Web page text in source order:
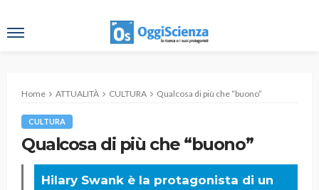
Home ATTUALITÀ CULTURA Qualcosa di più che “buono”
CULTURA
Qualcosa di più che “buono”
Hilary Swank è la protagonista di un